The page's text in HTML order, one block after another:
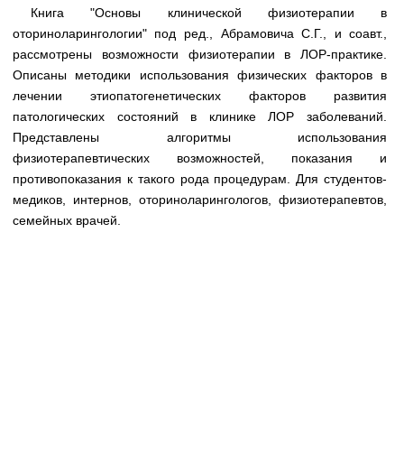
Новости (244)
Медицинская стандартизация
Нормы лабораторных и инструментальных
исследований
Обратная связь
Книга "Основы клинической физиотерапии в
оториноларингологии" под ред., Абрамовича С.Г., и соавт.,
рассмотрены возможности физиотерапии в ЛОР-практике.
Описаны методики использования физических факторов в
лечении этиопатогенетических факторов развития
патологических состояний в клинике ЛОР заболеваний.
Представлены алгоритмы использования
физиотерапевтических возможностей, показания и
противопоказания к такого рода процедурам. Для студентов-
медиков, интернов, оториноларингологов, физиотерапевтов,
семейных врачей.